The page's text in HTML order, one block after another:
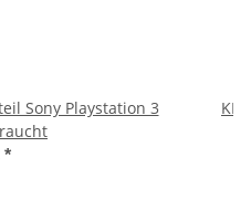
Sony Playstation 3
*